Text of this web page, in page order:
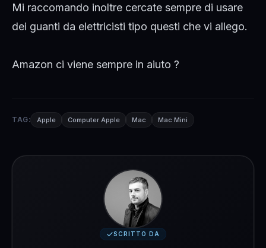
Mi raccomando inoltre cercate sempre di usare
dei guanti da elettricisti tipo questi che vi allego.
Amazon ci viene sempre in aiuto ?
TAG: Apple Computer Apple Mac Mac Mini
SCRITTO DA